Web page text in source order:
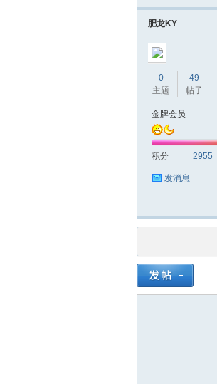
友
肥龙KY
0
主题
49
帖子
金牌会员
积分 2955
发消息